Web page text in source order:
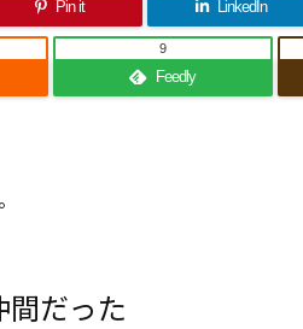
Pin it LinkedIn
Feedly
9
だった